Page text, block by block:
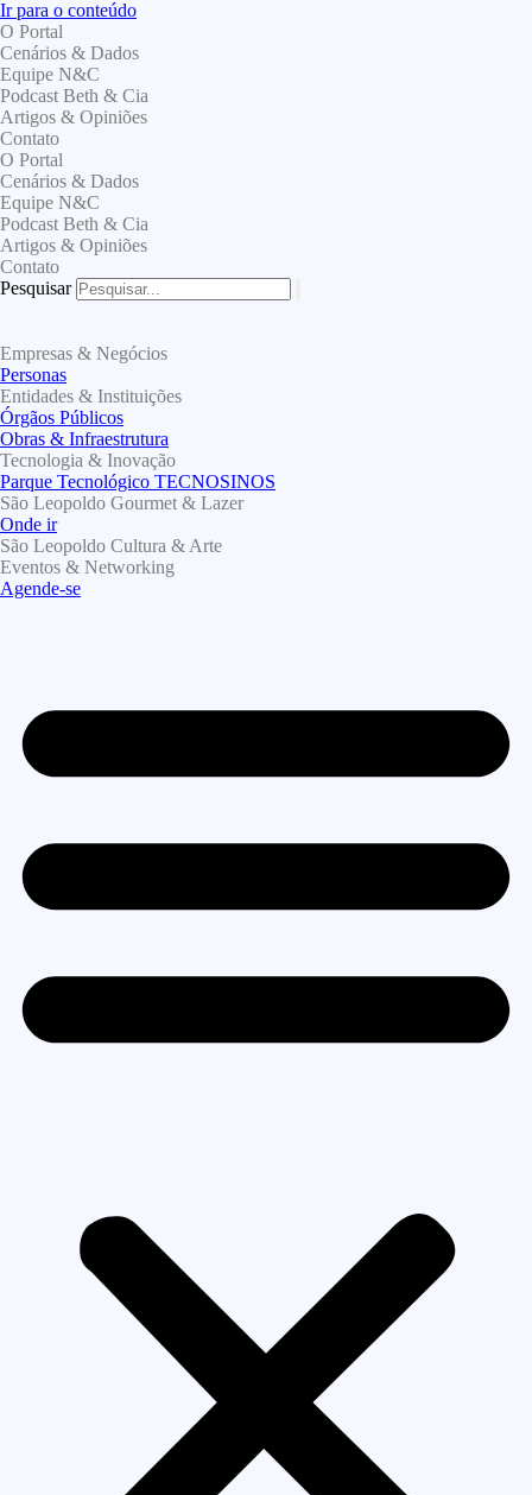
Ir para o conteúdo
O Portal
Cenários & Dados
Equipe N&C
Podcast Beth & Cia
Artigos & Opiniões
Contato
O Portal
Cenários & Dados
Equipe N&C
Podcast Beth & Cia
Artigos & Opiniões
Contato
Pesquisar
Empresas & Negócios
Personas
Entidades & Instituições
Órgãos Públicos
Obras & Infraestrutura
Tecnologia & Inovação
Parque Tecnológico TECNOSINOS
São Leopoldo Gourmet & Lazer
Onde ir
São Leopoldo Cultura & Arte
Eventos & Networking
Agende-se